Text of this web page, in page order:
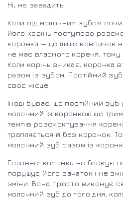
Ні, не завадить.
Коли під молочним зубом
його корінь поступово
коронка — це лише ковпачок
не має власного кореня, тому
Коли корінь зникає, коронка
разом із зубом. Постійний
своє місце.
Іноді буває, що постійний
молочний із коронкою ще
темпів розсмоктування
трапляється й без коронок.
молочний зуб разом із
Головне: коронка не блокує
порушує його зачаток і не
зміни. Вона просто виконує
молочний зуб до того дня,